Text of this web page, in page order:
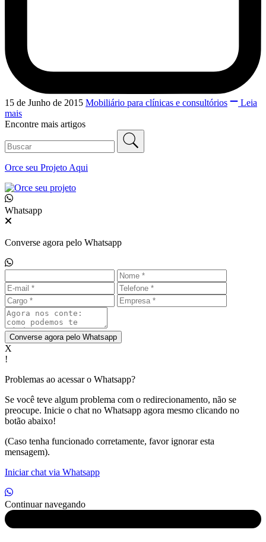
15 de Junho de 2015 Mobiliário para clínicas e consultórios
Leia
mais
Encontre mais artigos
Orce seu Projeto Aqui
Whatsapp
Converse agora pelo Whatsapp
Converse agora pelo Whatsapp
X
!
Problemas ao acessar o Whatsapp?
Se você teve algum problema com o redirecionamento, não se
preocupe. Inicie o chat no Whatsapp agora mesmo clicando no
botão abaixo!
(Caso tenha funcionado corretamente, favor ignorar esta
mensagem).
Iniciar chat via Whatsapp
Continuar navegando